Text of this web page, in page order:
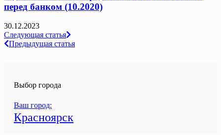
перед банком (10.2020)
30.12.2023
Навигация
по
Следующая статья
Предыдущая статья
Выбор города
Ваш город:
Красноярск